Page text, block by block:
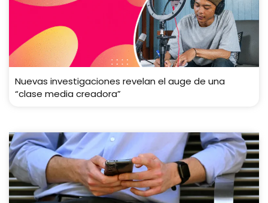
Nuevas investigaciones revelan el auge de una
“clase media creadora”